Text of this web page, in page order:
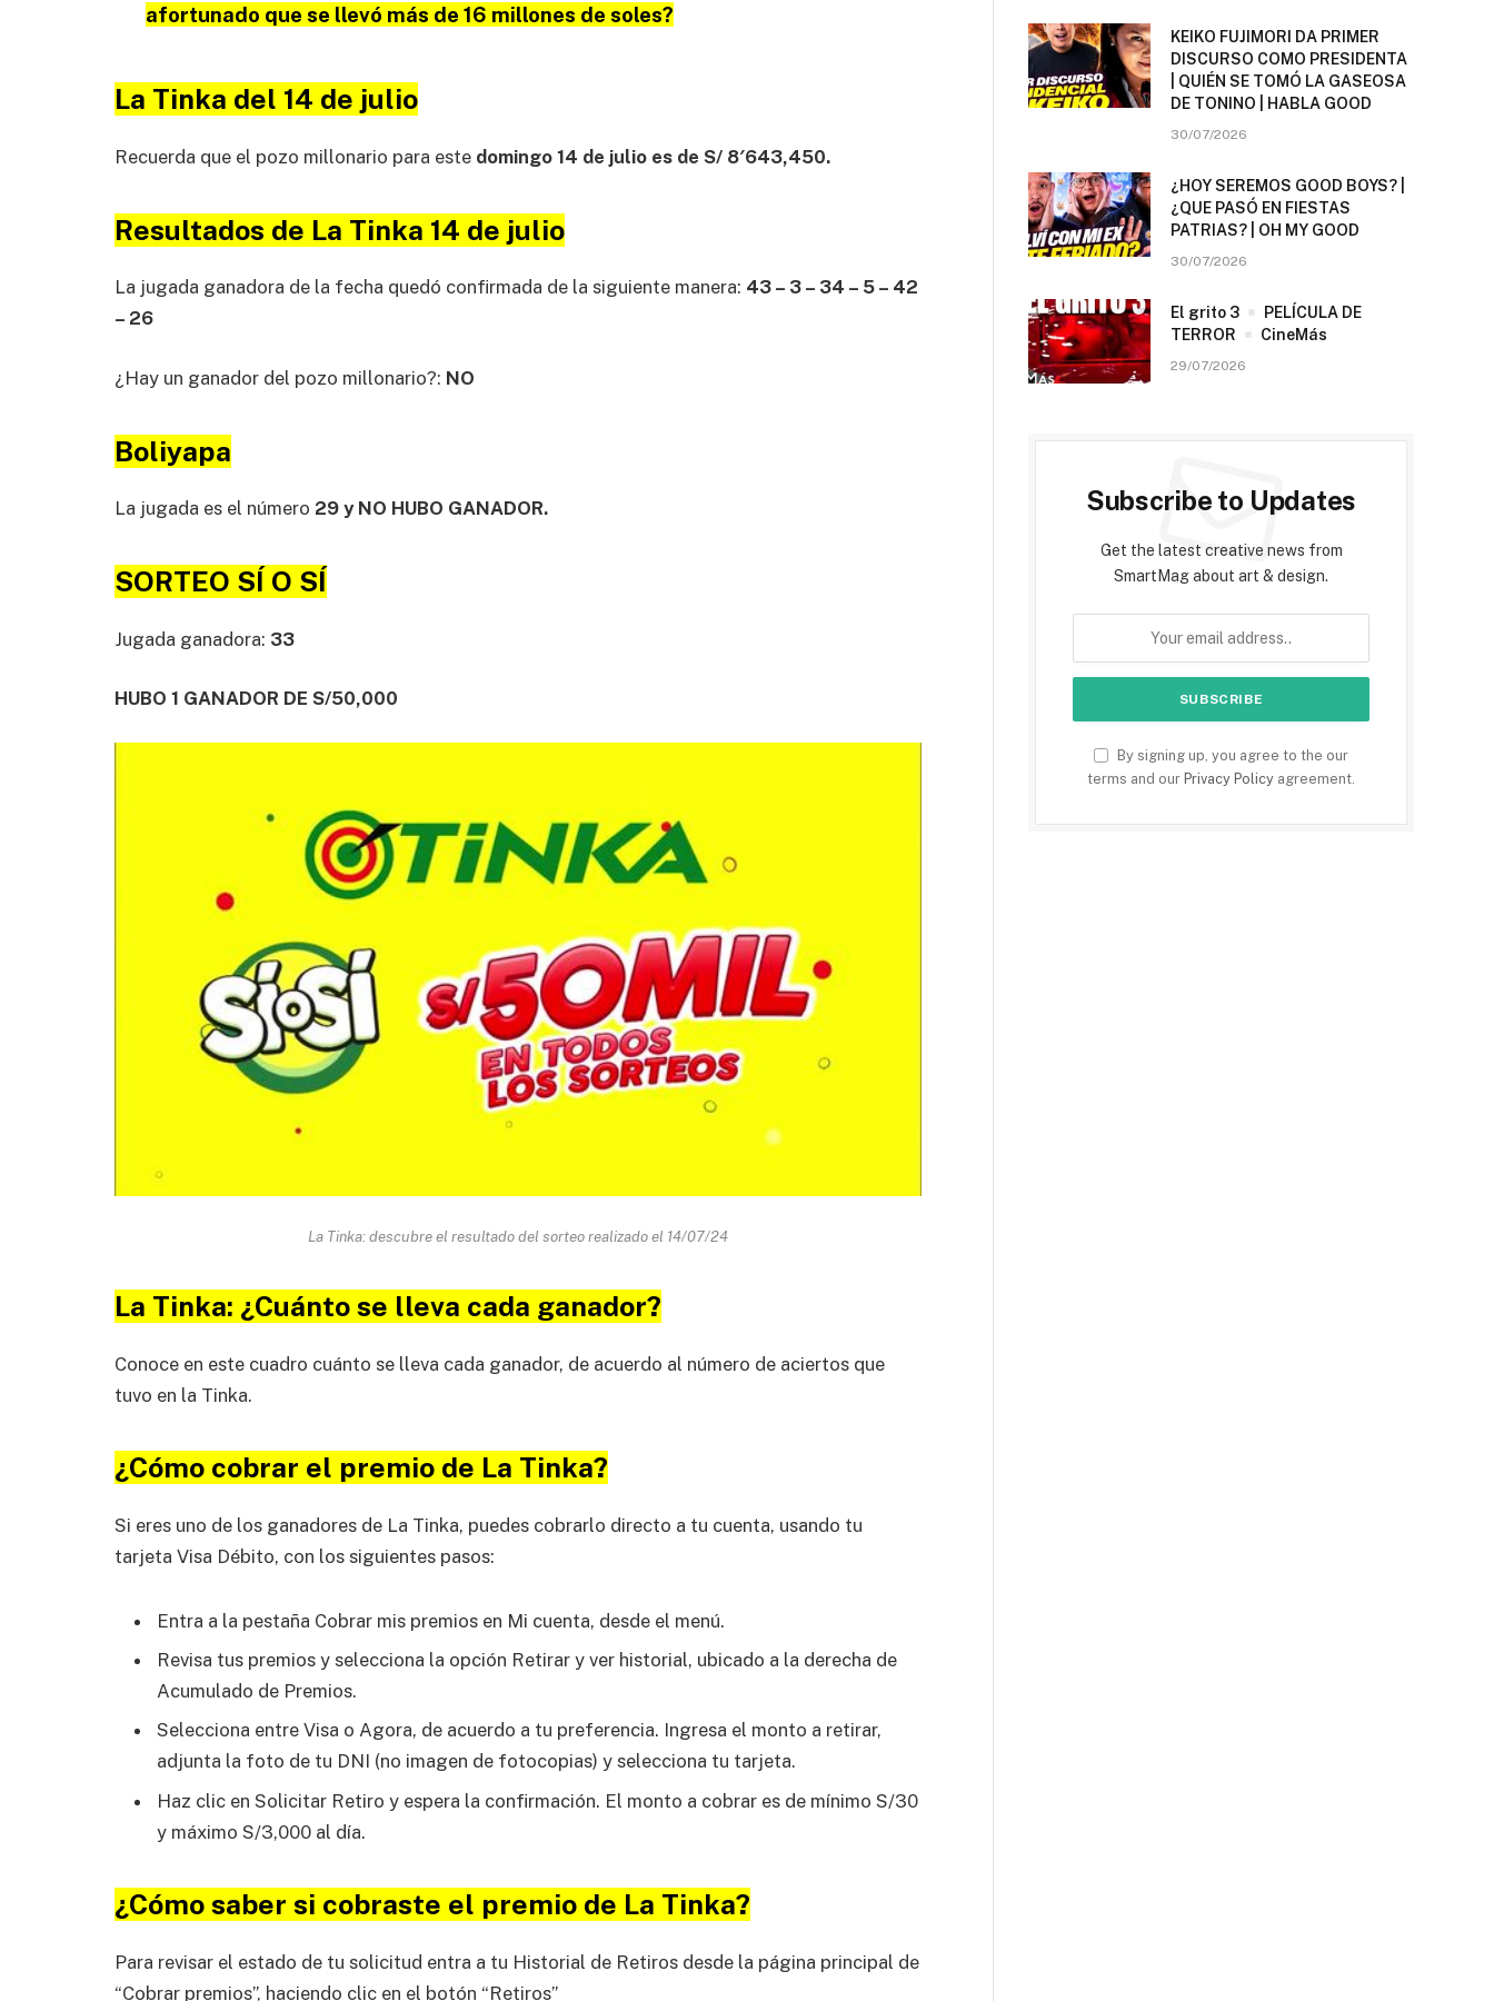
afortunado que se llevó más de 16 millones de soles?
La Tinka del 14 de julio
Recuerda que el pozo millonario para este domingo 14 de julio es de S/ 8′643,450.
Resultados de La Tinka 14 de julio
La jugada ganadora de la fecha quedó confirmada de la siguiente manera: 43 – 3 – 34 – 5 – 42
– 26
¿Hay un ganador del pozo millonario?: NO
Boliyapa
La jugada es el número 29 y NO HUBO GANADOR.
SORTEO SÍ O SÍ
Jugada ganadora: 33
HUBO 1 GANADOR DE S/50,000
La Tinka: descubre el resultado del sorteo realizado el 14/07/24
La Tinka: ¿Cuánto se lleva cada ganador?
Conoce en este cuadro cuánto se lleva cada ganador, de acuerdo al número de aciertos que
tuvo en la Tinka.
¿Cómo cobrar el premio de La Tinka?
Si eres uno de los ganadores de La Tinka, puedes cobrarlo directo a tu cuenta, usando tu
tarjeta Visa Débito, con los siguientes pasos:
Entra a la pestaña Cobrar mis premios en Mi cuenta, desde el menú.
Revisa tus premios y selecciona la opción Retirar y ver historial, ubicado a la derecha de
Acumulado de Premios.
Selecciona entre Visa o Agora, de acuerdo a tu preferencia. Ingresa el monto a retirar,
adjunta la foto de tu DNI (no imagen de fotocopias) y selecciona tu tarjeta.
Haz clic en Solicitar Retiro y espera la confirmación. El monto a cobrar es de mínimo S/30
y máximo S/3,000 al día.
¿Cómo saber si cobraste el premio de La Tinka?
Para revisar el estado de tu solicitud entra a tu Historial de Retiros desde la página principal de
“Cobrar premios”, haciendo clic en el botón “Retiros”
KEIKO FUJIMORI DA PRIMER
DISCURSO COMO PRESIDENTA
| QUIÉN SE TOMÓ LA GASEOSA
DE TONINO | HABLA GOOD
30/07/2026
¿HOY SEREMOS GOOD BOYS? |
¿QUE PASÓ EN FIESTAS
PATRIAS? | OH MY GOOD
30/07/2026
El grito 3
PELÍCULA DE
TERROR
CineMás
29/07/2026
Subscribe to Updates
Get the latest creative news from
SmartMag about art & design.
By signing up, you agree to the our
terms and our Privacy Policy agreement.